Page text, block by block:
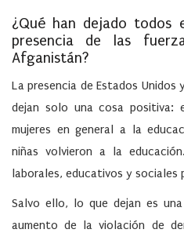
¿Qué han dejado todos
presencia de las
Afganistán?
La presencia de Estados
dejan solo una cosa positiva:
mujeres en general a la
niñas volvieron a la
laborales, educativos y sociales
Salvo ello, lo que dejan es
aumento de la violación de